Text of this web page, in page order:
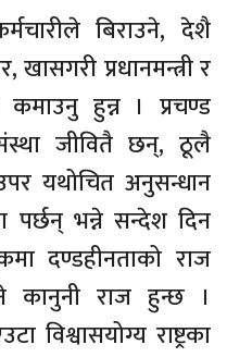
बिराउने, देशै
प्रधानमन्त्री र
कमाउनु हुन्न । प्रचण्ड
जीवितै छन्, ठूलै
यथोचित अनुसन्धान
पर्छन् भन्ने सन्देश दिन
दण्डहीनताको राज
राज हुन्छ ।
विश्वासयोग्य राष्ट्रका